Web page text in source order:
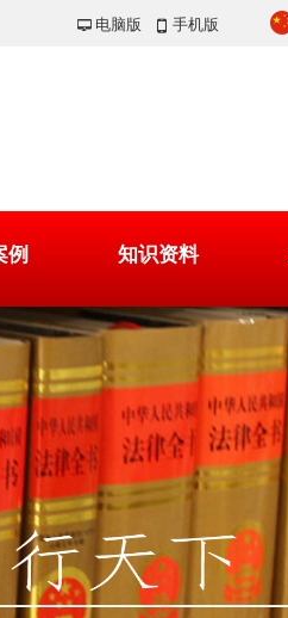
例 知识资料
넡 电脑版 넓 手机版